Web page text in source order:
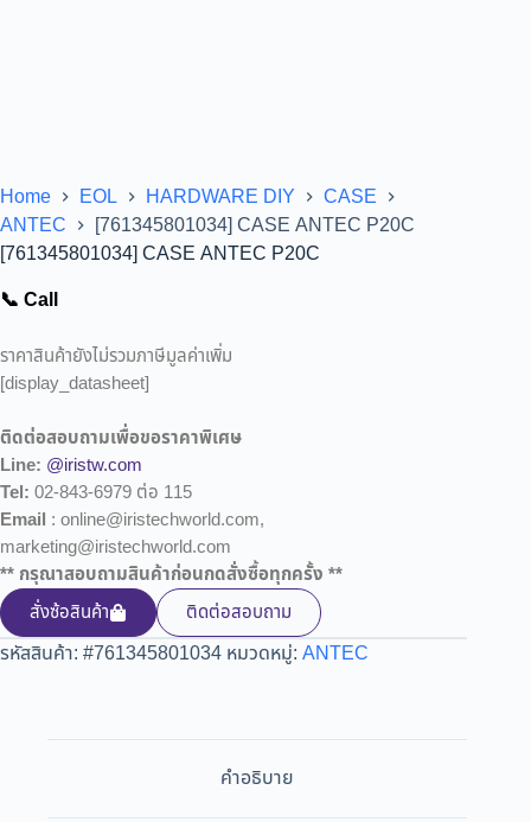
Home EOL HARDWARE DIY
CASE
ANTEC
[761345801034] CASE ANTEC P20C
[761345801034] CASE ANTEC P20C
📞 Call
ราคาสินค้ายังไม่รวมภาษีมูลค่าเพิ่ม
[display_datasheet]
ติดต่อสอบถามเพื่อขอราคาพิเศษ
Line: @iristw.com
Tel: 02-843-6979 ต่อ 115
Email : online@iristechworld.com,
marketing@iristechworld.com
** กรุณาสอบถามสินค้าก่อนกดสั่งซื้อทุกครั้ง **
สั่งซ้อสินค้า
ติดต่อสอบถาม
รหัสสินค้า: #761345801034 หมวดหมู่: ANTEC
คำอธิบาย